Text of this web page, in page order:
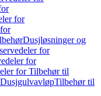
for
Dusjløsninger og
for
for
for Tilbehør til
Tilbehør til